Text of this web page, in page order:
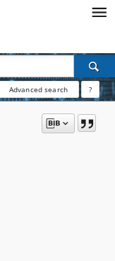
Advanced search ?